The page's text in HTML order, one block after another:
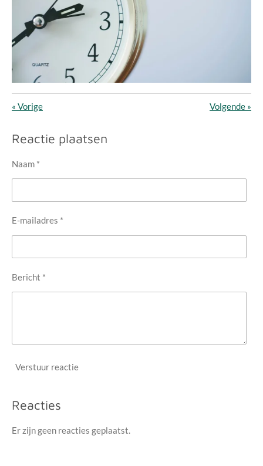
« Vorige Volgende »
Reactie plaatsen
Naam *
E-mailadres *
Bericht *
Verstuur reactie
Reacties
Er zijn geen reacties geplaatst.